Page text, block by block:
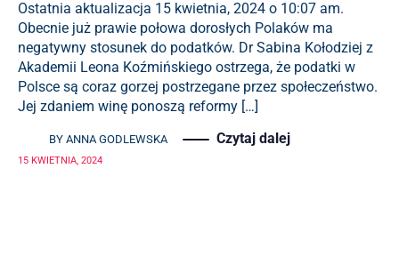
Ostatnia aktualizacja 15 kwietnia, 2024 o 10:07 am.
Obecnie już prawie połowa dorosłych Polaków ma
negatywny stosunek do podatków. Dr Sabina Kołodziej z
Akademii Leona Koźmińskiego ostrzega, że podatki w
Polsce są coraz gorzej postrzegane przez społeczeństwo.
Jej zdaniem winę ponoszą reformy […]
BY ANNA GODLEWSKA Czytaj dalej
15 KWIETNIA, 2024